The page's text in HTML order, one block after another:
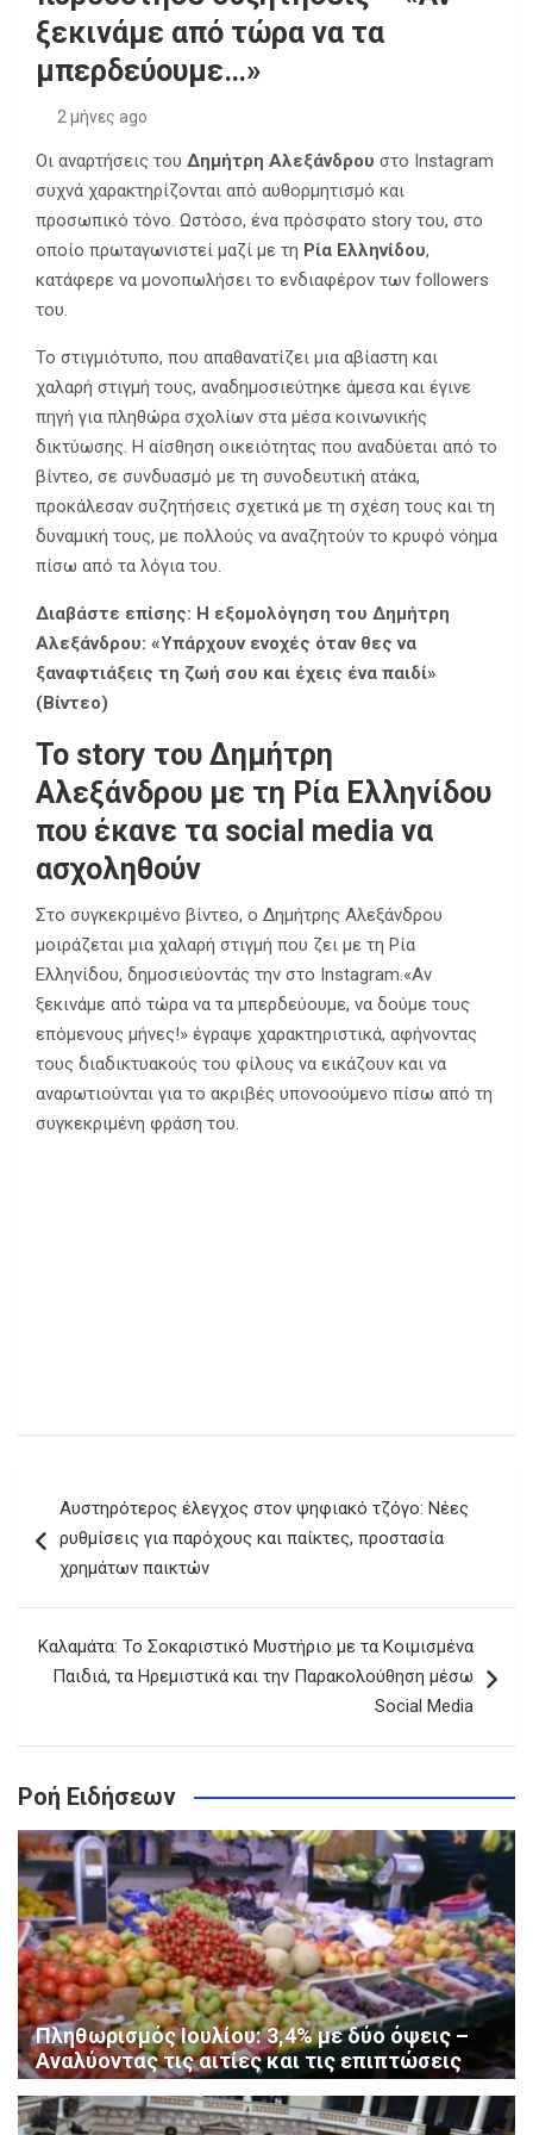
ξεκινάμε από τώρα να τα
μπερδεύουμε…»
2 μήνες ago
Οι αναρτήσεις του Δημήτρη Αλεξάνδρου στο Instagram
συχνά χαρακτηρίζονται από αυθορμητισμό και
προσωπικό τόνο. Ωστόσο, ένα πρόσφατο story του, στο
οποίο πρωταγωνιστεί μαζί με τη Ρία Ελληνίδου,
κατάφερε να μονοπωλήσει το ενδιαφέρον των followers
του.
Το στιγμιότυπο, που απαθανατίζει μια αβίαστη και
χαλαρή στιγμή τους, αναδημοσιεύτηκε άμεσα και έγινε
πηγή για πληθώρα σχολίων στα μέσα κοινωνικής
δικτύωσης. Η αίσθηση οικειότητας που αναδύεται από το
βίντεο, σε συνδυασμό με τη συνοδευτική ατάκα,
προκάλεσαν συζητήσεις σχετικά με τη σχέση τους και τη
δυναμική τους, με πολλούς να αναζητούν το κρυφό νόημα
πίσω από τα λόγια του.
Διαβάστε επίσης: Η εξομολόγηση του Δημήτρη
Αλεξάνδρου: «Υπάρχουν ενοχές όταν θες να
ξαναφτιάξεις τη ζωή σου και έχεις ένα παιδί»
(Βίντεο)
Το story του Δημήτρη
Αλεξάνδρου με τη Ρία Ελληνίδου
που έκανε τα social media να
ασχοληθούν
Στο συγκεκριμένο βίντεο, ο Δημήτρης Αλεξάνδρου
μοιράζεται μια χαλαρή στιγμή που ζει με τη Ρία
Ελληνίδου, δημοσιεύοντάς την στο Instagram.«Αν
ξεκινάμε από τώρα να τα μπερδεύουμε, να δούμε τους
επόμενους μήνες!» έγραψε χαρακτηριστικά, αφήνοντας
τους διαδικτυακούς του φίλους να εικάζουν και να
αναρωτιούνται για το ακριβές υπονοούμενο πίσω από τη
συγκεκριμένη φράση του.
άρθρων
Αυστηρότερος έλεγχος στον ψηφιακό τζόγο: Νέες
ρυθμίσεις για παρόχους και παίκτες, προστασία
χρημάτων παικτών
Καλαμάτα: Το Σοκαριστικό Μυστήριο με τα Κοιμισμένα
Παιδιά, τα Ηρεμιστικά και την Παρακολούθηση μέσω
Social Media
Ροή Ειδήσεων
Πληθωρισμός Ιουλίου: 3,4% με δύο όψεις –
Αναλύοντας τις αιτίες και τις επιπτώσεις